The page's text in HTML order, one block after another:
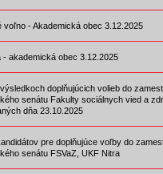
voľno - Akademická obec 3.12.2025
- akademická obec 3.12.2025
doplňujúcich volieb do
senátu Fakulty sociálnych vied a
dňa 23.10.2025
pre doplňujúce voľby do
senátu FSVaZ, UKF Nitra